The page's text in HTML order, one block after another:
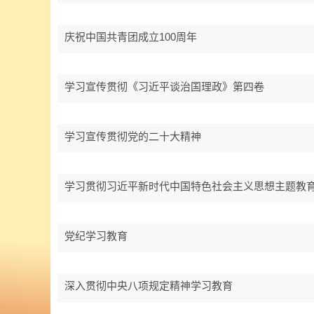
庆祝中国共青团成立100周年
学习宣传贯彻《习近平谈治国理政》第四卷
学习宣传贯彻党的二十大精神
学习贯彻习近平新时代中国特色社会主义思想主题教
党纪学习教育
深入贯彻中央八项规定精神学习教育